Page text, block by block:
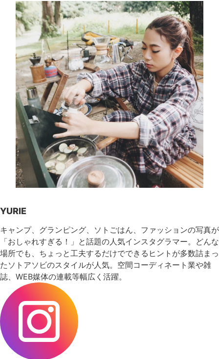
YURIE
キャンプ、グランピング、ソトごはん、ファッションの写真が
「おしゃれすぎる！」と話題の人気インスタグラマー。どんな
場所でも、ちょっと工夫するだけでできるヒントが多数詰まっ
たソトアソビのスタイルが人気。空間コーディネート業や雑
誌、WEB媒体の連載等幅広く活躍。